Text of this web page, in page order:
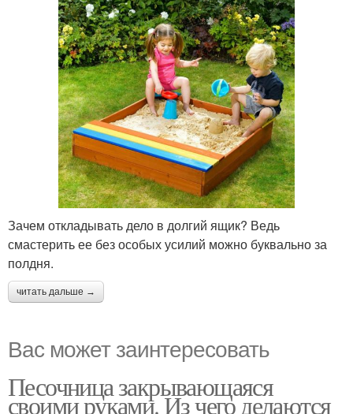
Зачем откладывать дело в долгий ящик? Ведь
смастерить ее без особых усилий можно буквально за
полдня.
читать дальше →
Вас может заинтересовать
Песочница закрывающаяся
своими руками. Из чего делаются